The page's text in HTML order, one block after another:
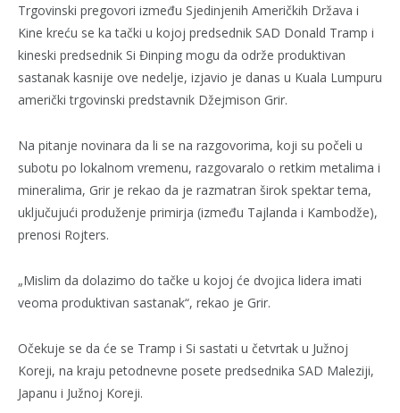
Trgovinski pregovori između Sjedinjenih Američkih Država i
Kine kreću se ka tački u kojoj predsednik SAD Donald Tramp i
kineski predsednik Si Đinping mogu da održe produktivan
sastanak kasnije ove nedelje, izjavio je danas u Kuala Lumpuru
američki trgovinski predstavnik Džejmison Grir.
Na pitanje novinara da li se na razgovorima, koji su počeli u
subotu po lokalnom vremenu, razgovaralo o retkim metalima i
mineralima, Grir je rekao da je razmatran širok spektar tema,
uključujući produženje primirja (između Tajlanda i Kambodže),
prenosi Rojters.
„Mislim da dolazimo do tačke u kojoj će dvojica lidera imati
veoma produktivan sastanak“, rekao je Grir.
Očekuje se da će se Tramp i Si sastati u četvrtak u Južnoj
Koreji, na kraju petodnevne posete predsednika SAD Maleziji,
Japanu i Južnoj Koreji.